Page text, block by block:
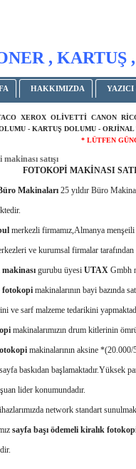
,
HAKKIMIZDA YAZICI
XEROX OLİVETTİ CANON
- KARTUŞ DOLUMU -
* LÜTFEN
satışı
MAKİNASI
Makinaları 25 yıldır Büro
merkezli firmamız,Almanya
ve kurumsal firmalar
makinası gurubu üyesi UTAX Gmbh
fotokopi makinalarının bayi bazında
ve sarf malzeme tedarikini
makinalarımızın drum kitlerinin
makinalarının aksine
sayfa baskıdan başlamaktadır.Yüksek
lider konumundadır.
network standart
sayfa başı ödemeli kiralık